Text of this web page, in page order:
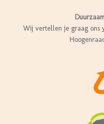
k
a
n
Wij vertellen je graag ons